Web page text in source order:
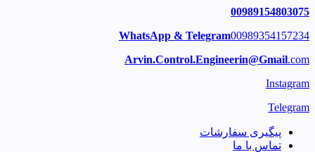
00989154803075
WhatsApp & Telegram00989354157234
Arvin.Control.Engineerin@Gmail.com
Instagram
Telegram
پیگیری سفارشات
تماس با ما